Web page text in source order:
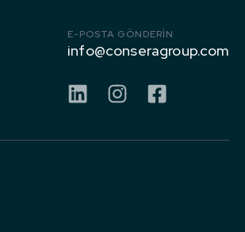
E-POSTA GÖNDERİN
info@conseragroup.com